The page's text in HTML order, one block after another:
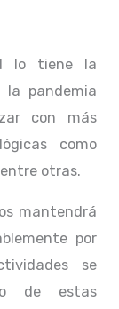
lo tiene la
la pandemia
con más
como
otras.
mantendrá
por
se
de estas